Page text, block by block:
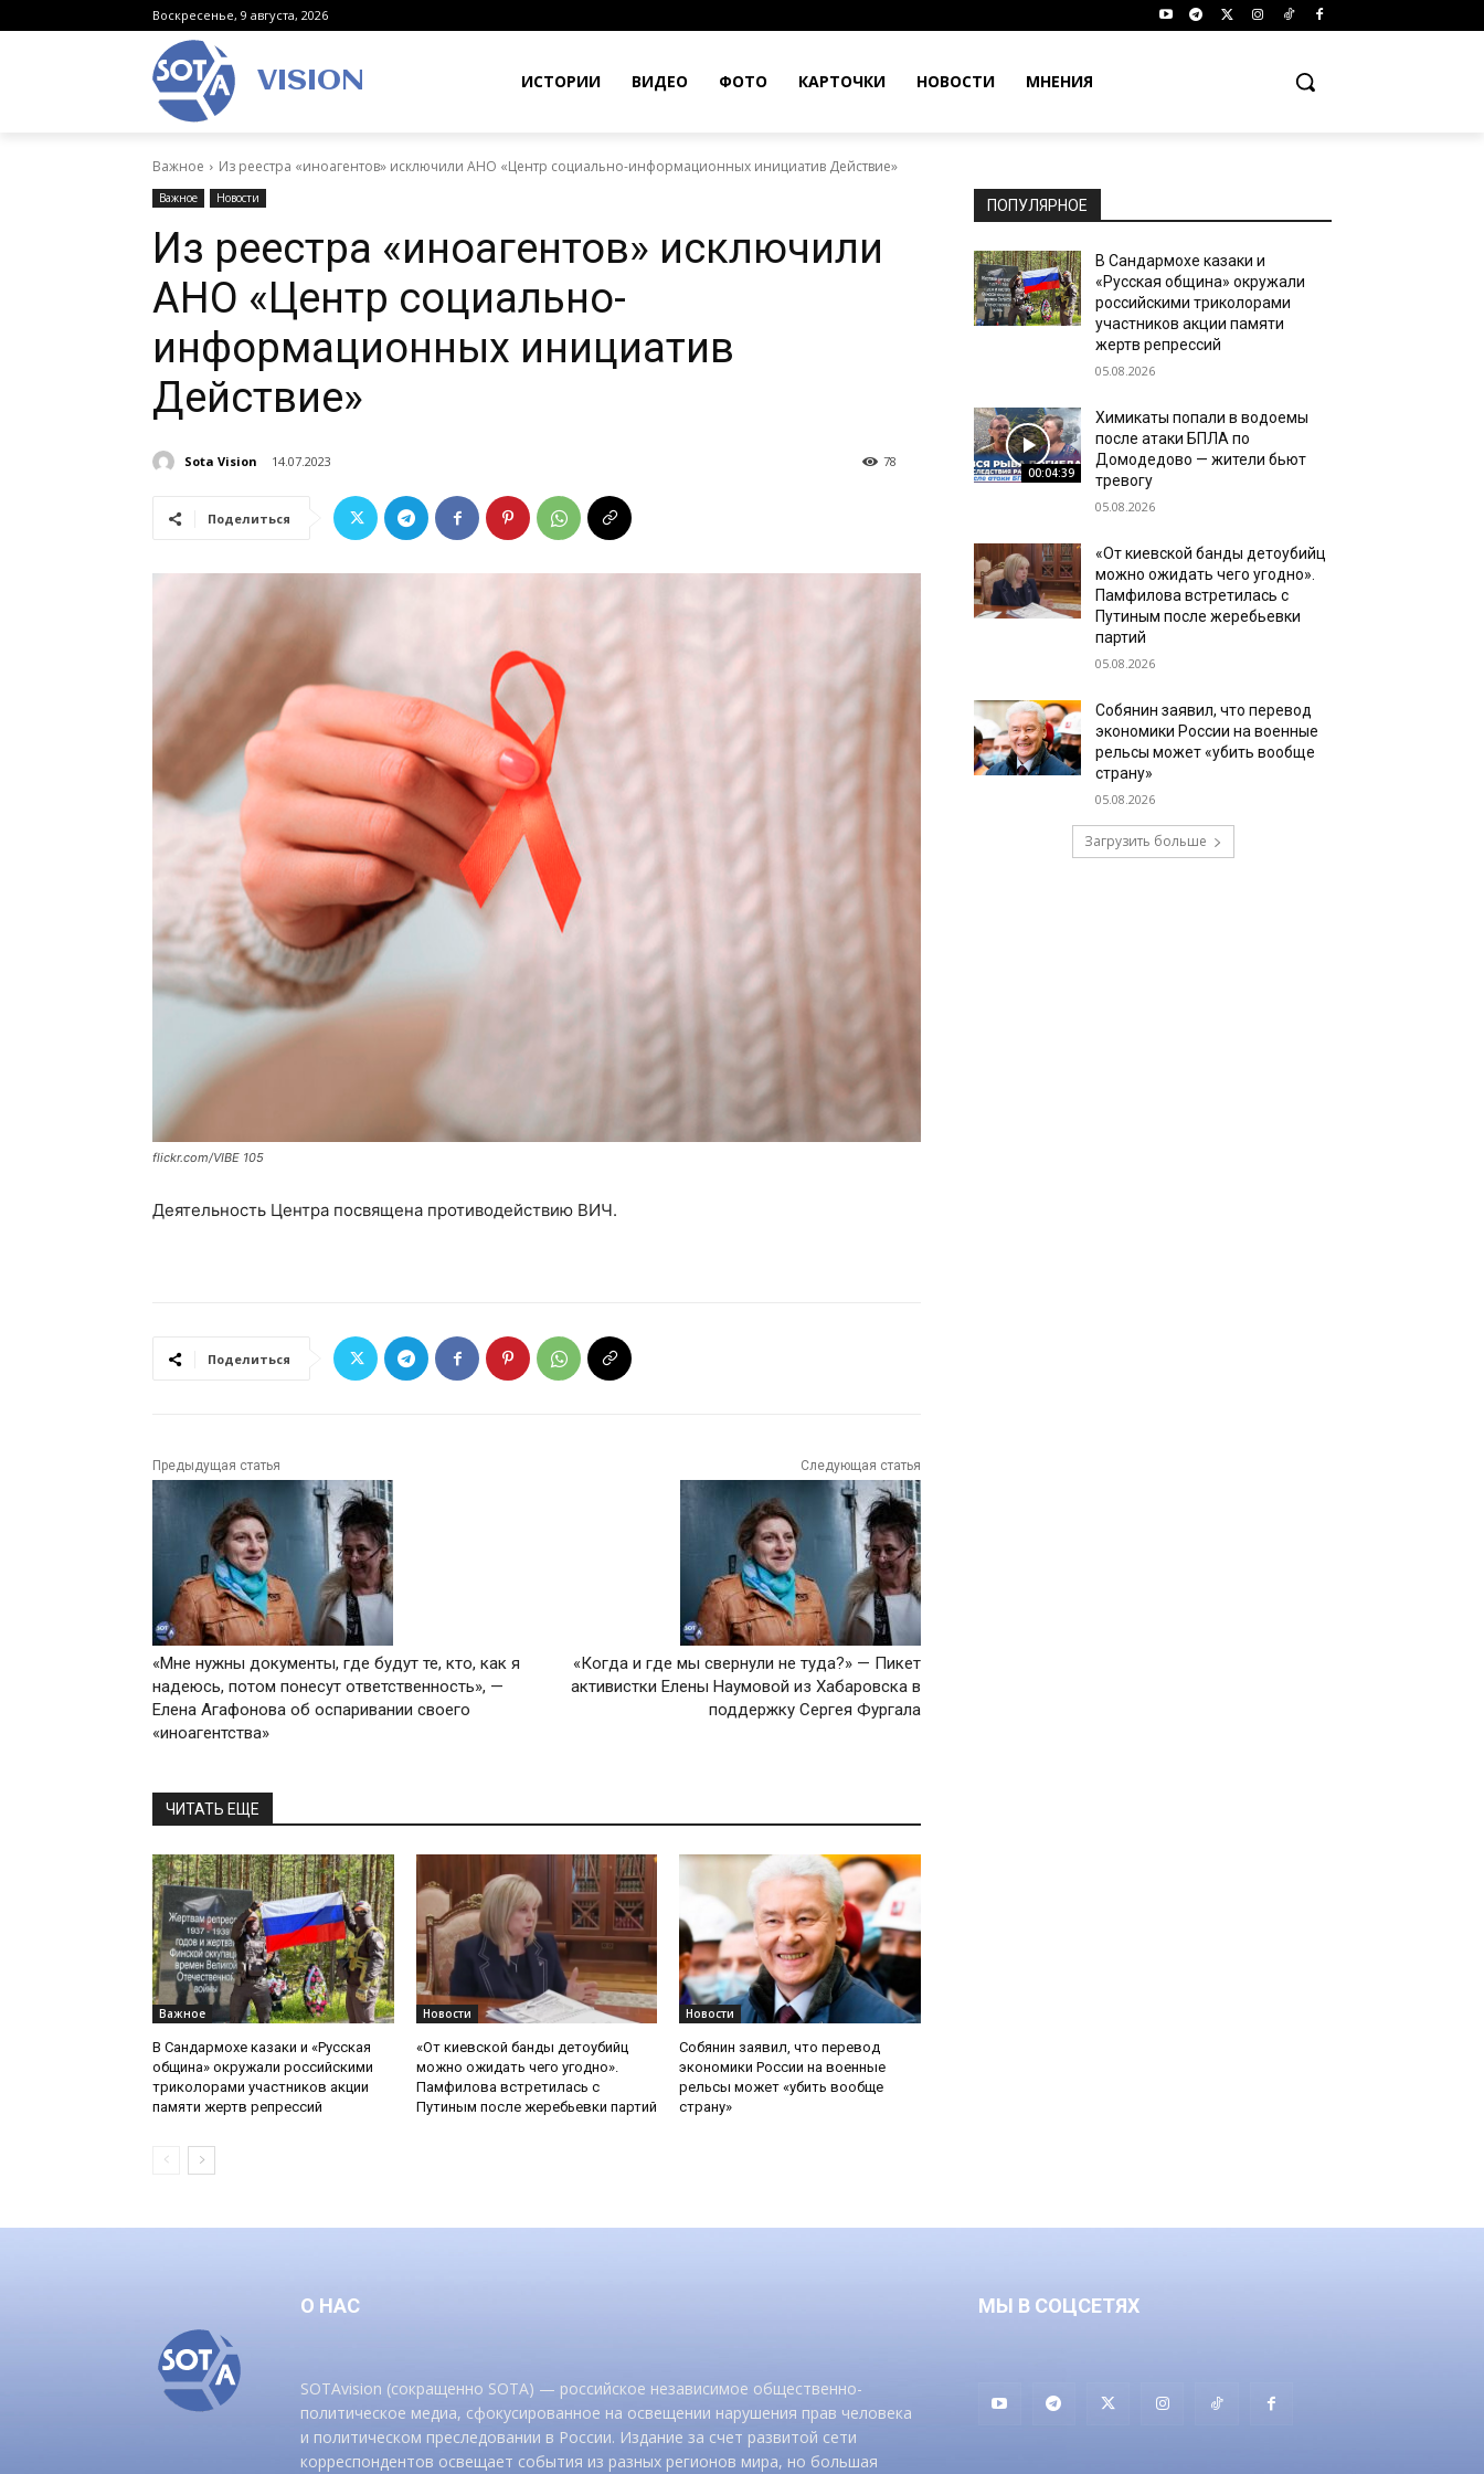
Воскресенье, 9 августа, 2026
VISION ИСТОРИИ ВИДЕО ФОТО КАРТОЧКИ НОВОСТИ МНЕНИЯ
Важное Из реестра «иноагентов» исключили АНО «Центр социально-информационных инициатив Действие»
Важное Новости
Из реестра «иноагентов» исключили
АНО «Центр социально-
информационных инициатив
Действие»
Sota Vision 14.07.2023 78
Поделиться
flickr.com/VIBE 105
Деятельность Центра посвящена противодействию ВИЧ.
Поделиться
Предыдущая статья
«Мне нужны документы, где будут те, кто, как я
надеюсь, потом понесут ответственность», —
Елена Агафонова об оспаривании своего
«иноагентства»
Следующая статья
«Когда и где мы свернули не туда?» — Пикет
активистки Елены Наумовой из Хабаровска в
поддержку Сергея Фургала
ЧИТАТЬ ЕЩЕ
Важное
В Сандармохе казаки и «Русская
община» окружали российскими
триколорами участников акции
памяти жертв репрессий
Новости
«От киевской банды детоубийц
можно ожидать чего угодно».
Памфилова встретилась с
Путиным после жеребьевки партий
Новости
Собянин заявил, что перевод
экономики России на военные
рельсы может «убить вообще
страну»
ПОПУЛЯРНОЕ
В Сандармохе казаки и
«Русская община» окружали
российскими триколорами
участников акции памяти
жертв репрессий
05.08.2026
00:04:39
Химикаты попали в водоемы
после атаки БПЛА по
Домодедово — жители бьют
тревогу
05.08.2026
«От киевской банды детоубийц
можно ожидать чего угодно».
Памфилова встретилась с
Путиным после жеребьевки
партий
05.08.2026
Собянин заявил, что перевод
экономики России на военные
рельсы может «убить вообще
страну»
05.08.2026
Загрузить больше
О НАС
SOTAvision (сокращенно SOTA) — российское независимое общественно-
политическое медиа, сфокусированное на освещении нарушения прав человека
и политическом преследовании в России. Издание за счет развитой сети
корреспондентов освещает события из разных регионов мира, но большая
МЫ В СОЦСЕТЯХ